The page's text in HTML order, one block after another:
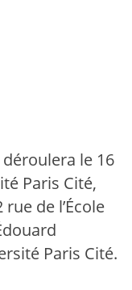
le 16
Paris Cité,
de l’École
Paris Cité.